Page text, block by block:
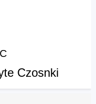
Czosnki